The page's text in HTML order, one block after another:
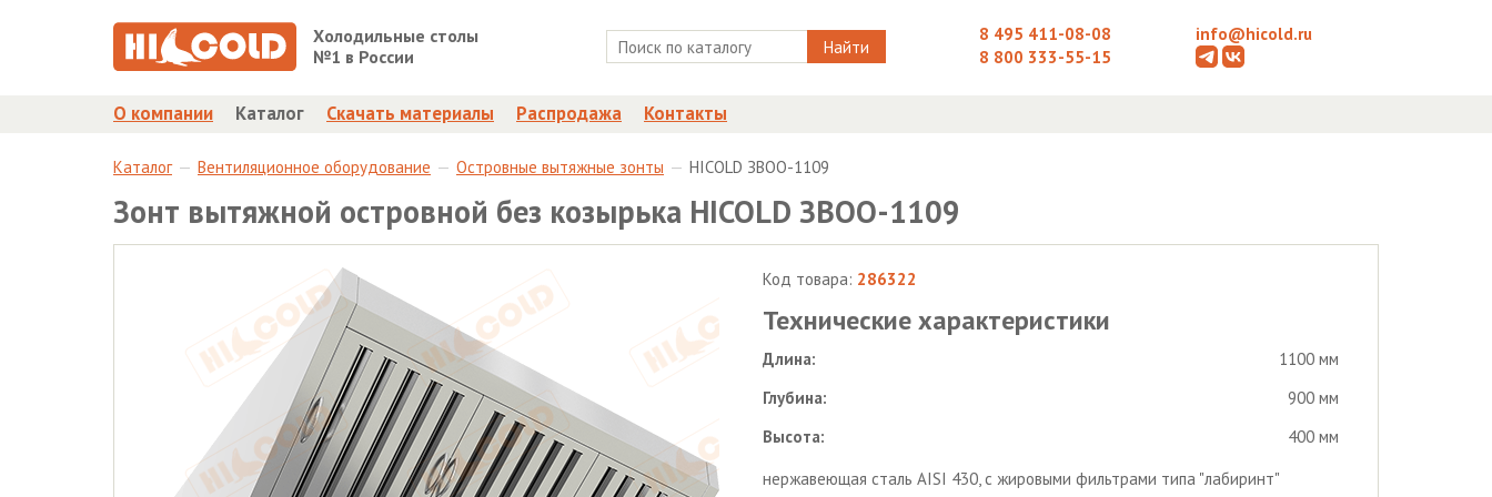
Холодильные столы
№1 в России
Найти
8 495 411-08-08
8 800 333-55-15
info@hicold.ru
О компании Каталог Скачать материалы Распродажа Контакты
Каталог Вентиляционное оборудование Островные вытяжные зонты HICOLD ЗВОО-1109
Зонт вытяжной островной без козырька HICOLD ЗВОО-1109
Код товара: 286322
Технические характеристики
Длина:
1100 мм
Глубина:
900 мм
Высота:
400 мм
нержавеющая сталь AISI 430, с жировыми фильтрами типа "лабиринт"